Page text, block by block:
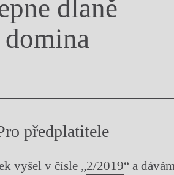
dlaně
předplatitele
vyšel v čísle „2/2019“ a